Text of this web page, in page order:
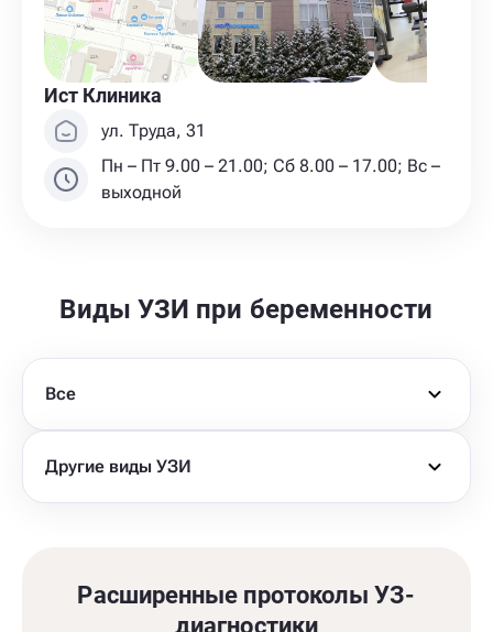
Ист Клиника
ул. Труда, 31
Пн – Пт 9.00 – 21.00; Сб 8.00 – 17.00; Вс –
выходной
Виды УЗИ при беременности
Все
Другие виды УЗИ
Расширенные протоколы УЗ-
диагностики